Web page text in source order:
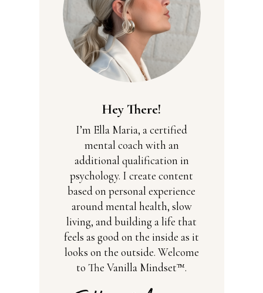
Hey There!
I’m Ella Maria, a certified
mental coach with an
additional qualification in
psychology. I create content
based on personal experience
around mental health, slow
living, and building a life that
feels as good on the inside as it
looks on the outside. Welcome
to The Vanilla Mindset™.